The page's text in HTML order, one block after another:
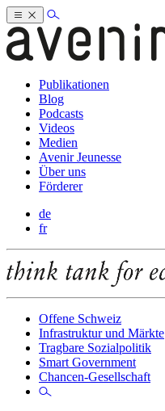
Publikationen
Blog
Podcasts
Videos
Medien
Avenir Jeunesse
Über uns
Förderer
de
fr
Offene Schweiz
Infrastruktur und Märkte
Tragbare Sozialpolitik
Smart Government
Chancen-Gesellschaft